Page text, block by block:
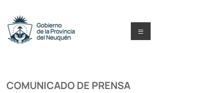
contenido
y
Menú
COMUNICADO DE PRENSA